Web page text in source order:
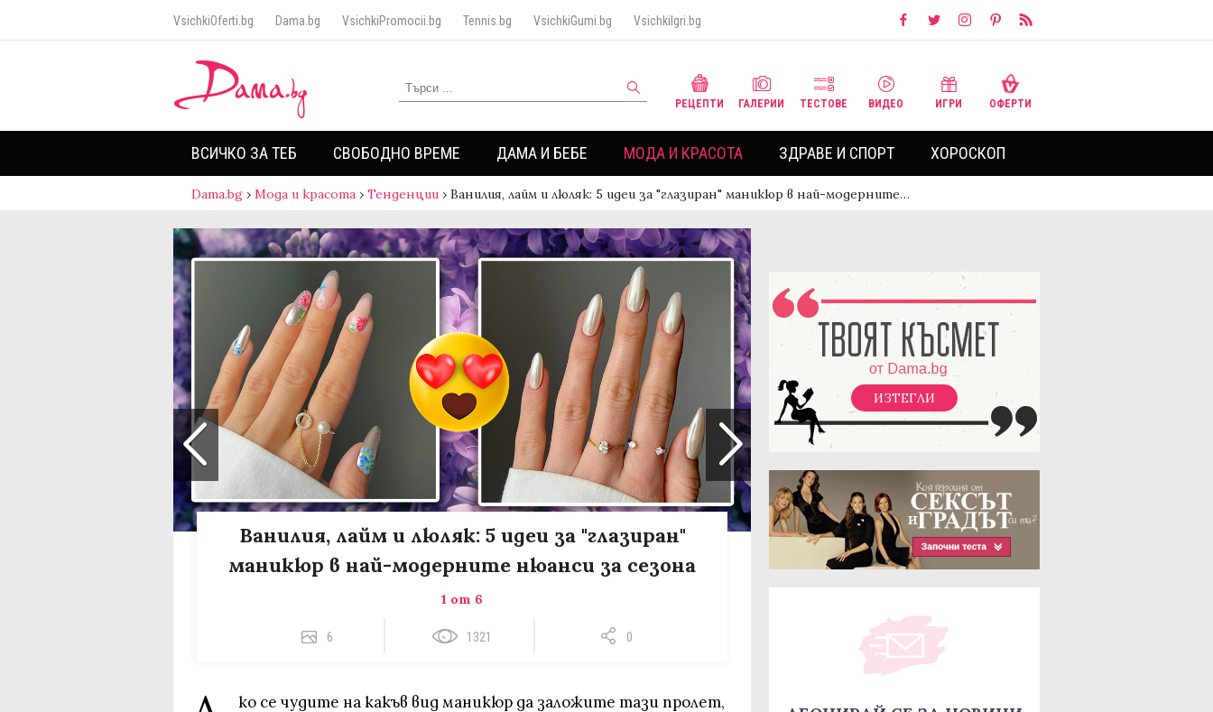
VsichkiOferti.bg Dama.bg VsichkiPromocii.bg Tennis.bg VsichkiGumi.bg VsichkiIgri.bg
РЕЦЕПТИ ГАЛЕРИИ ТЕСТОВЕ ВИДЕО ИГРИ ОФЕРТИ
ВСИЧКО ЗА ТЕБ СВОБОДНО ВРЕМЕ ДАМА И БЕБЕ МОДА И КРАСОТА ЗДРАВЕ И СПОРТ ХОРОСКОП
Dama.bg › Мода и красота › Тенденции › Ванилия, лайм и люляк: 5 идеи за "глазиран" маникюр в най-модерните…
Ванилия, лайм и люляк: 5 идеи за "глазиран"
маникюр в най-модерните нюанси за сезона
1 от 6
6 1321 0
ко се чудите на какъв вид маникюр да заложите тази пролет,
ИЗТЕГЛИ